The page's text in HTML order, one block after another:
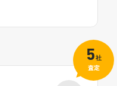
5社
査定